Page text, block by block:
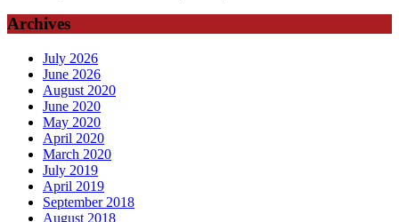
Archives
July 2026
June 2026
August 2020
June 2020
May 2020
April 2020
March 2020
July 2019
April 2019
September 2018
August 2018